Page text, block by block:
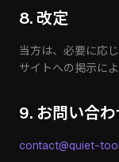
8. 改定
当方は、必要に応
サイトへの掲示に
9. お問い合
contact@quiet-